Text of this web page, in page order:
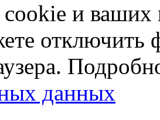
cookie и
отключить
данных